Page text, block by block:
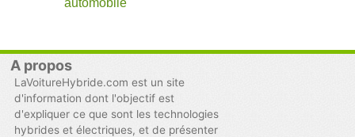
automobile
A propos
LaVoitureHybride.com est un site
d'information dont l'objectif est
d'expliquer ce que sont les technologies
hybrides et électriques, et de présenter